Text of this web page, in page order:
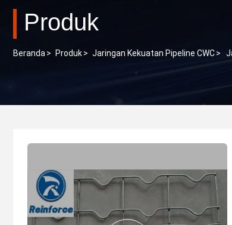
Produk
Beranda> Produk> Jaringan Kekuatan Pipeline CWC>